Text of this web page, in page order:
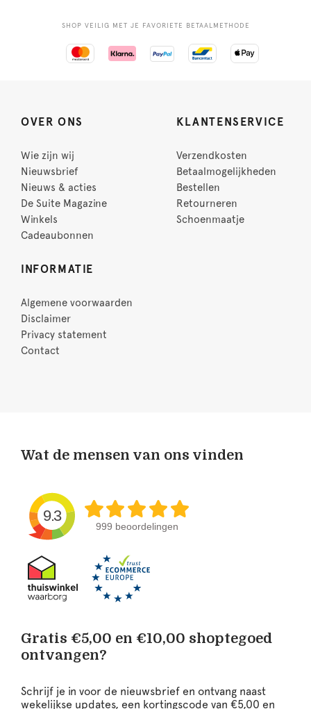
SHOP VEILIG MET JE FAVORIETE BETAALMETHODE
OVER ONS
Wie zijn wij
Nieuwsbrief
Nieuws & acties
De Suite Magazine
Winkels
Cadeaubonnen
KLANTENSERVICE
Verzendkosten
Betaalmogelijkheden
Bestellen
Retourneren
Schoenmaatje
INFORMATIE
Algemene voorwaarden
Disclaimer
Privacy statement
Contact
Wat de mensen van ons vinden
9.3
999 beoordelingen
Gratis €5,00 en €10,00 shoptegoed
ontvangen?
Schrijf je in voor de nieuwsbrief en ontvang naast
wekelijkse updates, een kortingscode van €5,00 en